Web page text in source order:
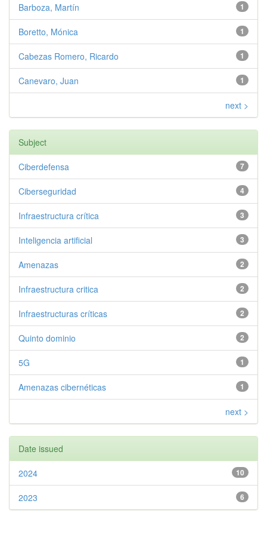
1
Barboza, Martín
1
Boretto, Mónica
1
Cabezas Romero, Ricardo
1
Canevaro, Juan
next >
Subject
7
Ciberdefensa
4
Ciberseguridad
3
Infraestructura crítica
3
Inteligencia artificial
2
Amenazas
2
Infraestructura critica
2
Infraestructuras críticas
2
Quinto dominio
1
5G
1
Amenazas cibernéticas
next >
Date issued
10
2024
6
2023